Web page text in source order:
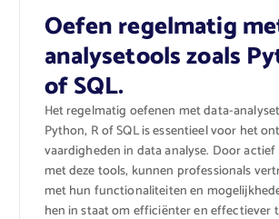
Oefen regelmatig
analysetools zoals
of SQL.
Het regelmatig oefenen met data-
Python, R of SQL is essentieel voor het
vaardigheden in data analyse. Door actief
met deze tools, kunnen professionals
met hun functionaliteiten en
hen in staat om efficiënter en effectiever